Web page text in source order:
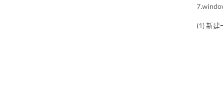
(1) 新建